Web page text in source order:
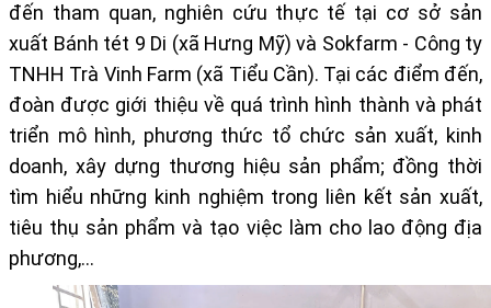
đến tham quan, nghiên cứu thực tế tại cơ sở sản
xuất Bánh tét 9 Di (xã Hưng Mỹ) và Sokfarm - Công ty
TNHH Trà Vinh Farm (xã Tiểu Cần). Tại các điểm đến,
đoàn được giới thiệu về quá trình hình thành và phát
triển mô hình, phương thức tổ chức sản xuất, kinh
doanh, xây dựng thương hiệu sản phẩm; đồng thời
tìm hiểu những kinh nghiệm trong liên kết sản xuất,
tiêu thụ sản phẩm và tạo việc làm cho lao động địa
phương,…